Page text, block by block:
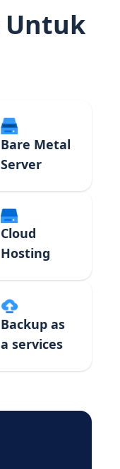
Untuk
Bare Metal
Server
Cloud
Hosting
Backup as
a services